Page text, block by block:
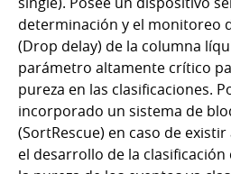
determinación y el monitoreo
(Drop delay) de la columna
parámetro altamente crítico
pureza en las clasificaciones.
incorporado un sistema de
(SortRescue) en caso de
el desarrollo de la